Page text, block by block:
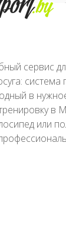
сервис
в
в
или